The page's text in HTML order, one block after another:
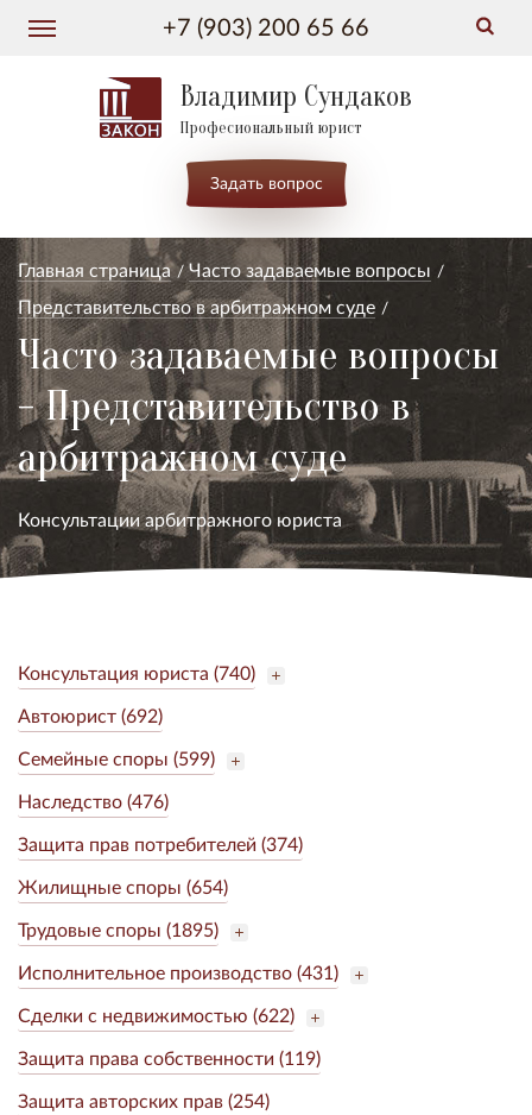
+7 (903) 200 65 66
Владимир Сундаков
Професиональный юрист
Задать вопрос
Главная страница
Часто задаваемые вопросы
Представительство в арбитражном суде
Часто задаваемые вопросы
- Представительство в
арбитражном суде
Консультации арбитражного юриста
Консультация юриста (740)
Автоюрист (692)
Семейные споры (599)
Наследство (476)
Защита прав потребителей (374)
Жилищные споры (654)
Трудовые споры (1895)
Исполнительное производство (431)
Сделки с недвижимостью (622)
Защита права собственности (119)
Защита авторских прав (254)